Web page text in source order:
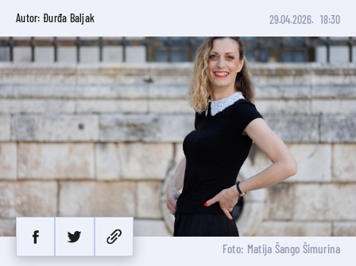
Autor: Đurđa Baljak 29.04.2026. 18:30
Foto: Matija Šango Šimurina